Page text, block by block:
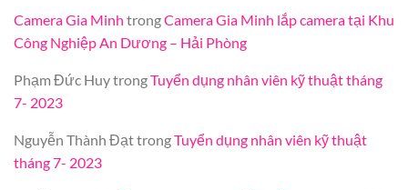
Camera Gia Minh trongCamera Gia Minh lắp camera tại Khu
Công Nghiệp An Dương – Hải Phòng
Phạm Đức HuytrongTuyển dụng nhân viên kỹ thuật tháng
7- 2023
Nguyễn Thành ĐạttrongTuyển dụng nhân viên kỹ thuật
tháng 7- 2023